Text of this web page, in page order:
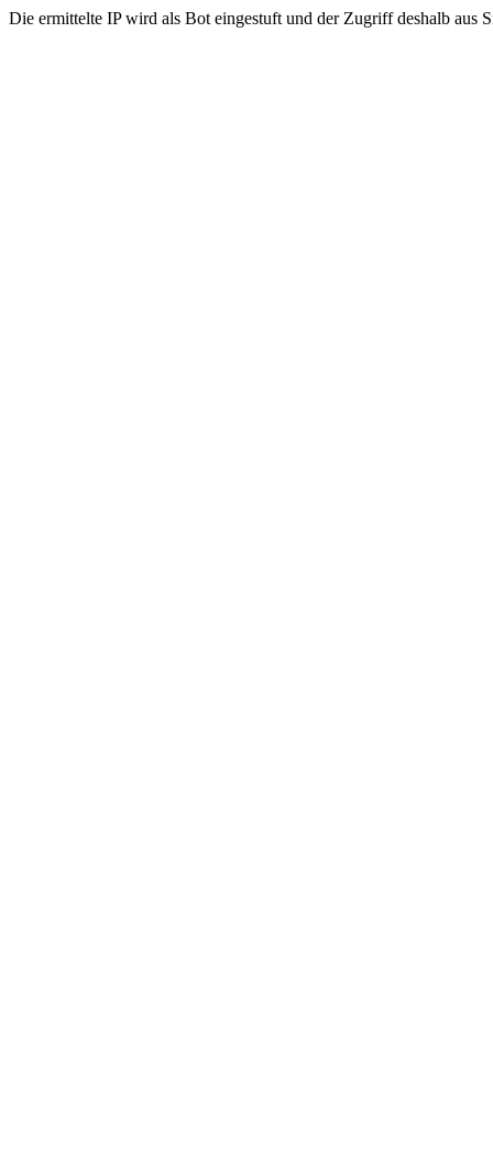
Die ermittelte IP wird als Bot eingestuft und der Zugriff deshalb aus